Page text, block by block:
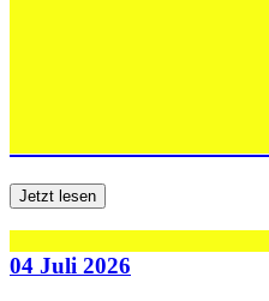
Jetzt lesen
04 Juli 2026